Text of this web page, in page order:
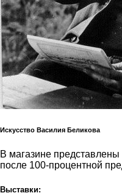
Искусство Василия Беликова
В магазине
после 100-процентной
Выставки: